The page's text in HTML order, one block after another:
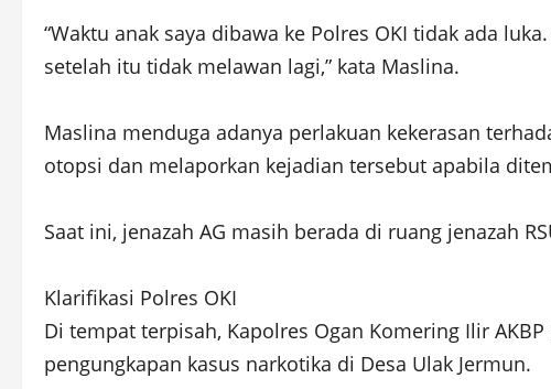
“Waktu anak saya dibawa ke Polres OKI tidak ada
setelah itu tidak melawan lagi,” kata Maslina.
Maslina menduga adanya perlakuan kekerasan
otopsi dan melaporkan kejadian tersebut apabila
Saat ini, jenazah AG masih berada di ruang jenazah
Klarifikasi Polres OKI
Di tempat terpisah, Kapolres Ogan Komering Ilir
pengungkapan kasus narkotika di Desa Ulak Jermun.